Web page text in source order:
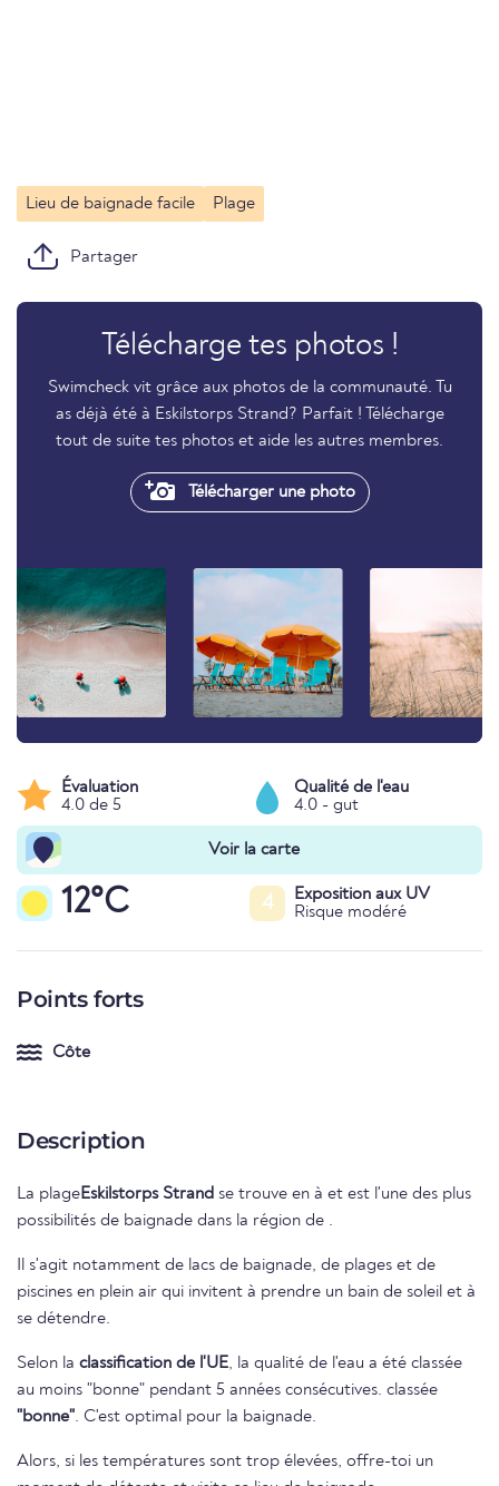
Lieu de baignade facile Plage
Partager
Télécharge tes photos !
Swimcheck vit grâce aux photos de la communauté. Tu
as déjà été à Eskilstorps Strand? Parfait ! Télécharge
tout de suite tes photos et aide les autres membres.
Télécharger une photo
Évaluation
4.0 de 5
Qualité de l'eau
4.0 - gut
Voir la carte
12°C 4
Exposition aux UV
Risque modéré
Points forts
Côte
Description
La plageEskilstorps Strand se trouve en à et est l'une des plus
possibilités de baignade dans la région de .
Il s'agit notamment de lacs de baignade, de plages et de
piscines en plein air qui invitent à prendre un bain de soleil et à
se détendre.
Selon la classification de l'UE, la qualité de l'eau a été classée
au moins "bonne" pendant 5 années consécutives. classée
"bonne". C'est optimal pour la baignade.
Alors, si les températures sont trop élevées, offre-toi un